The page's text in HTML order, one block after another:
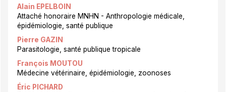
Alain EPELBOIN
Attaché honoraire MNHN - Anthropologie médicale,
épidémiologie, santé publique
Pierre GAZIN
Parasitologie, santé publique tropicale
François MOUTOU
Médecine vétérinaire, épidémiologie, zoonoses
Éric PICHARD